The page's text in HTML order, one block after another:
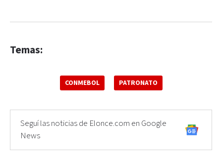
Temas:
CONMEBOL PATRONATO
Seguí las noticias de Elonce.com en Google
News